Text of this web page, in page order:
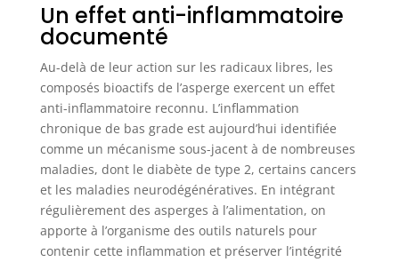
Un effet anti-inflammatoire
documenté
Au-delà de leur action sur les radicaux libres, les
composés bioactifs de l’asperge exercent un effet
anti-inflammatoire reconnu. L’inflammation
chronique de bas grade est aujourd’hui identifiée
comme un mécanisme sous-jacent à de nombreuses
maladies, dont le diabète de type 2, certains cancers
et les maladies neurodégénératives. En intégrant
régulièrement des asperges à l’alimentation, on
apporte à l’organisme des outils naturels pour
contenir cette inflammation et préserver l’intégrité